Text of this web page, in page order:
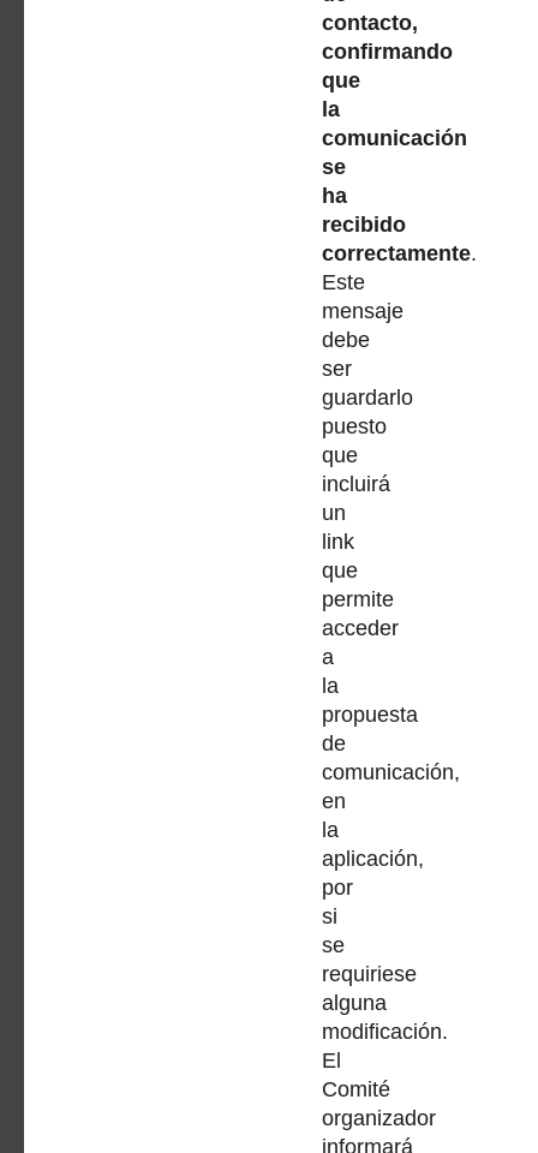
contacto,
confirmando
que
la
comunicación
se
ha
recibido
correctamente.
Este
mensaje
debe
ser
guardarlo
puesto
que
incluirá
un
link
que
permite
acceder
a
la
propuesta
de
comunicación,
en
la
aplicación,
por
si
se
requiriese
alguna
modificación.
El
Comité
organizador
informará